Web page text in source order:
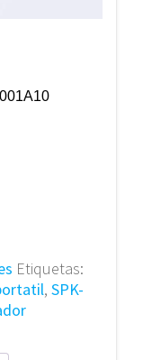
Etiquetas:
, SPK-